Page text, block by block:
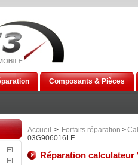
Composants & Pièces
Accueil > Forfaits réparation >
03G906016LF
Réparation calculateur